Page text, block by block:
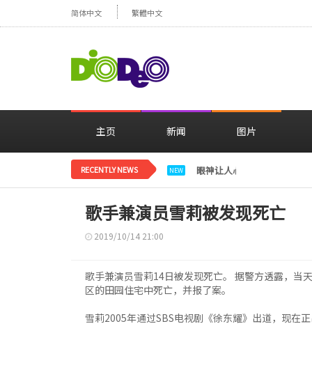
简体中文 繁體中文
主页 新闻 图片
RECENTLY NEWS NEW 眼神让人心动，美貌闪耀
歌手兼演员雪莉被发现死亡
2019/10/14 21:00
歌手兼演员雪莉14日被发现死亡。 据警方透露，当
区的田园住宅中死亡，并报了案。
雪莉2005年通过SBS电视剧《徐东耀》出道，现在